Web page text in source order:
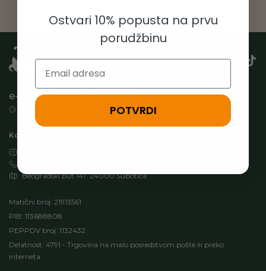
e-Shop: Panda4you D.O.O.
Radno vreme: 07:00 – 15:00h (Pon-Pet)
Kontakt podaci:
Beogradski put 147, 24000 Subotica
Matični broj: 21913561
PIB: 113688808
PEPPDV broj: 1132432
Delatnost: 4791 - Trgovina na malo posredstvom pošte ili preko
interneta.
Ostvari 10% popusta na prvu
porudžbinu
Email
POTVRDI